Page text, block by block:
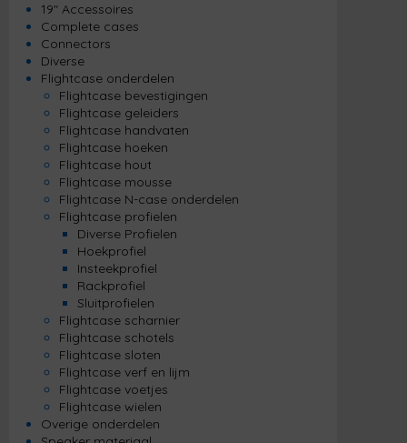
19" Accessoires
Complete cases
Connectors
Diverse
Flightcase onderdelen
Flightcase bevestigingen
Flightcase geleiders
Flightcase handvaten
Flightcase hoeken
Flightcase hout
Flightcase mousse
Flightcase N-case onderdelen
Flightcase profielen
Diverse Profielen
Hoekprofiel
Insteekprofiel
Rackprofiel
Sluitprofielen
Flightcase scharnier
Flightcase schotels
Flightcase sloten
Flightcase verf en lijm
Flightcase voetjes
Flightcase wielen
Overige onderdelen